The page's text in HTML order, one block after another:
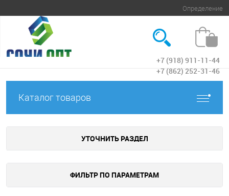
Определение
+7 (918) 911-11-44
+7 (862) 252-31-46
Каталог товаров
УТОЧНИТЬ РАЗДЕЛ
ФИЛЬТР ПО ПАРАМЕТРАМ